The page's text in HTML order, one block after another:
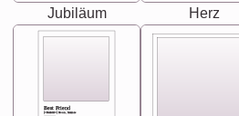
Jubiläum Herz
Best Friend
[<NAME>] Noun, feminie